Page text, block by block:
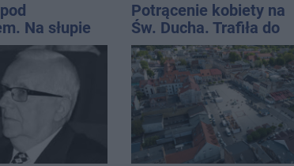
Na słupie
ciało
Potrącenie kobiety na
Św. Ducha. Trafiła do
szpitala